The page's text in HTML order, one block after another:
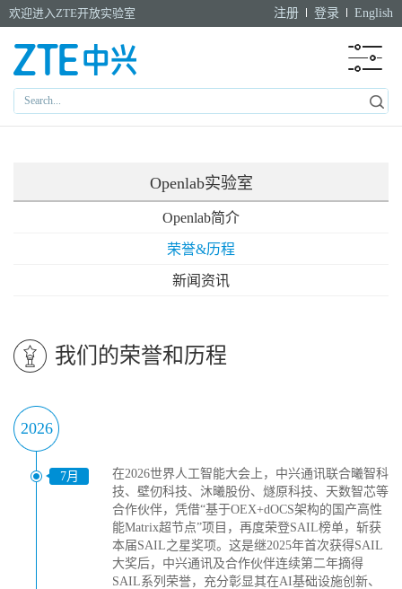
欢迎进入ZTE开放实验室 注册 登录 English
Openlab实验室
Openlab简介
荣誉&历程
新闻资讯
我们的荣誉和历程
2026
7月
在2026世界人工智能大会上，中兴通讯联合曦智科
技、壁仞科技、沐曦股份、燧原科技、天数智芯等
合作伙伴，凭借“基于OEX+dOCS架构的国产高性
能Matrix超节点”项目，再度荣登SAIL榜单，斩获
本届SAIL之星奖项。这是继2025年首次获得SAIL
大奖后，中兴通讯及合作伙伴连续第二年摘得
SAIL系列荣誉，充分彰显其在AI基础设施创新、